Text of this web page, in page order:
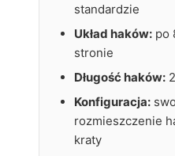
standardzie
Układ haków: po
stronie
Długość haków:
Konfiguracja:
rozmieszczenie
kraty